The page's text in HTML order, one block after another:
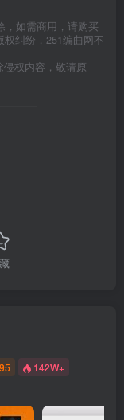
，如需商用，请购买
纠纷，251编曲网不
侵权内容，敬请原
142W+